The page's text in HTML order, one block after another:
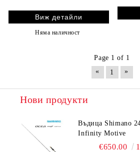
Виж детайли
Няма наличност
Page 1 of 1
«
1 »
Нови продукти
Въдица Shimano
Infinity Motive
€650.00